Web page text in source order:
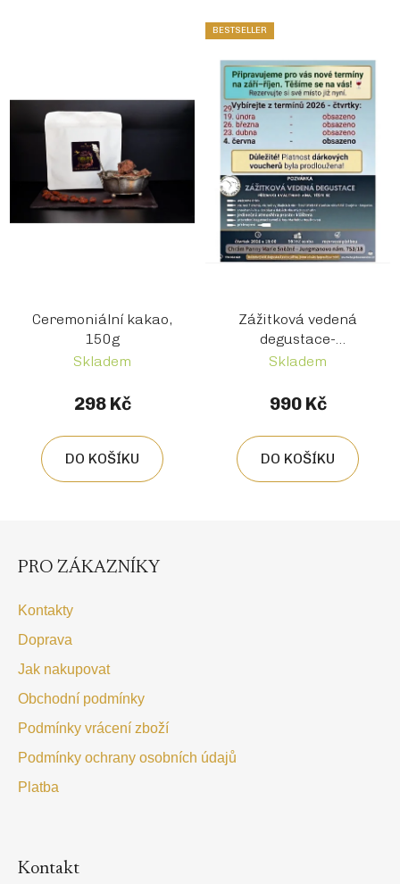
Ceremoniální kakao,
150g
Skladem
298 Kč
DO KOŠÍKU
BESTSELLER
Zážitková vedená
degustace-
Františkánký klášter v
Snoubení vína a
pochutin
Skladem
990 Kč
DO KOŠÍKU
PRO ZÁKAZNÍKY
Kontakty
Doprava
Jak nakupovat
Obchodní podmínky
Podmínky vrácení zboží
Podmínky ochrany osobních údajů
Platba
Kontakt